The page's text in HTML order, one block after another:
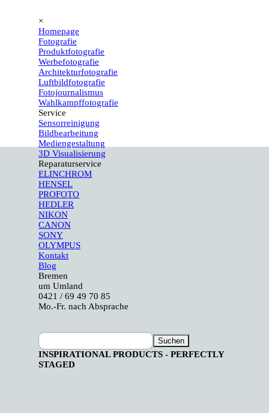
×
Homepage
Fotografie
Produktfotografie
Werbefotografie
Architekturfotografie
Luftbildfotografie
Fotojournalismus
Wahlkampffotografie
Service
Sensorreinigung
Bildbearbeitung
Mediengestaltung
3D Visualisierung
Reparaturservice
ELINCHROM
HENSEL
PROFOTO
HEDLER
NIKON
CANON
SONY
OLYMPUS
Kontakt
Blog
Bremen
um Umland
0421 / 69 49 70 85
Mo.-Fr. nach Absprache
Suchen
INSPIRATIONAL PRODUCTS - PERFECTLY
STAGED